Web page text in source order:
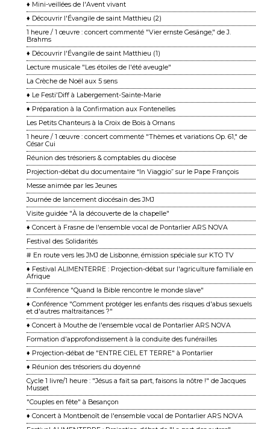
♦ Mini-veillées de l'Avent vivant
♦ Découvrir l'Évangile de saint Matthieu (2)
1 heure / 1 œuvre : concert commenté "Vier ernste Gesänge," de J.
Brahms
♦ Découvrir l'Évangile de saint Matthieu (1)
Lecture musicale "Les étoiles de l'été aveugle"
La Crèche de Noël aux 5 sens
♦ Le Festi'Diff à Labergement-Sainte-Marie
♦ Préparation à la Confirmation aux Fontenelles
Les Petits Chanteurs à la Croix de Bois à Ornans
1 heure / 1 œuvre : concert commenté "Thèmes et variations Op. 61," de
César Cui
Réunion des trésoriers & comptables du diocèse
Projection-débat du documentaire “In Viaggio” sur le Pape François
Messe animée par les Jeunes
Journée de lancement diocésain des JMJ
Visite guidée "À la découverte de la chapelle"
♦ Concert à Frasne de l'ensemble vocal de Pontarlier ARS NOVA
Festival des Solidarités
# En route vers les JMJ de Lisbonne, émission spéciale sur KTO TV
♦ Festival ALIMENTERRE : Projection-débat sur l'agriculture familiale en
Afrique
# Conférence "Quand la Bible rencontre le monde slave"
♦ Conférence "Comment protéger les enfants des risques d'abus sexuels
et d'autres maltraitances ?"
♦ Concert à Mouthe de l'ensemble vocal de Pontarlier ARS NOVA
Formation d'approfondissement à la conduite des funérailles
♦ Projection-débat de "ENTRE CIEL ET TERRE" à Pontarlier
♦ Réunion des trésoriers du doyenné
Cycle 1 livre/1 heure : "Jésus a fait sa part, faisons la nôtre !" de Jacques
Musset
"Couples en fête" à Besançon
♦ Concert à Montbenoît de l'ensemble vocal de Pontarlier ARS NOVA